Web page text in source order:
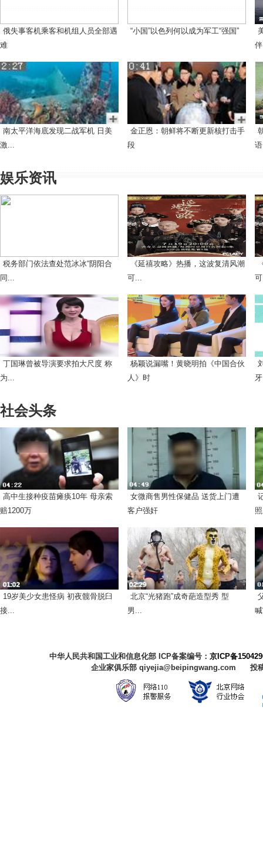
俄失事客机乘客和机组人员全部遇
难
“小国”以色列何以成为军工“强国”
南太平洋海底发现二战军机 日美
激...
金正恩：朝鲜将不断更新核打击手
段
娱乐资讯
税务部门依法查处范冰冰“阴阳合
同...
《延禧攻略》热播，这波复清风潮
可...
丁国琳曾被导演要求拍大尺度 称
为...
杨颖说漏嘴！黄晓明拍《中国合伙
人》时
社会头条
高中生接种疫苗瘫痪10年 母亲索
赔1200万
女微商售男性保健品 送货上门遭
客户强奸
19岁美少女患怪病 初夜髋骨脱臼
接...
北京“光猪跑”成奇葩造型秀 型
男...
中华人民共和国工业和信息化部 ICP备案编号：京ICP备
企业家俱乐部 qiyejia@beipingwang.com